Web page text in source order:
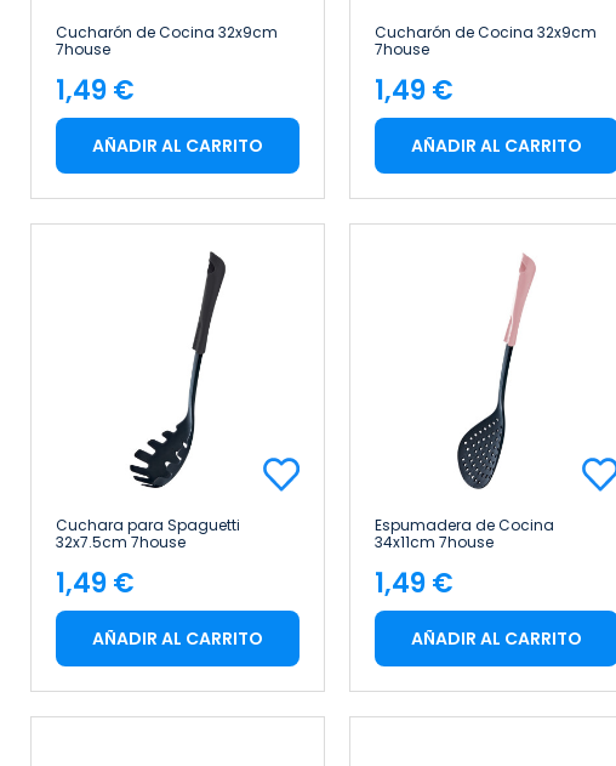
Cucharón de Cocina 32x9cm
7house
Precio
1,49 €
AÑADIR AL CARRITO
Cucharón de Cocina 32x9cm
7house
Precio
1,49 €
AÑADIR AL CARRITO
Cuchara para Spaguetti
32x7.5cm 7house
Precio
1,49 €
AÑADIR AL CARRITO
Espumadera de Cocina
34x11cm 7house
Precio
1,49 €
AÑADIR AL CARRITO